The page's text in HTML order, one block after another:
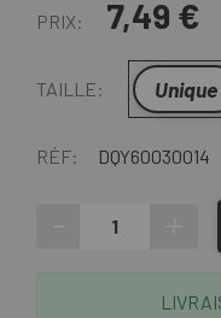
PRIX: 7,49 €
TAILLE: Unique
RÉF: DQY60030014